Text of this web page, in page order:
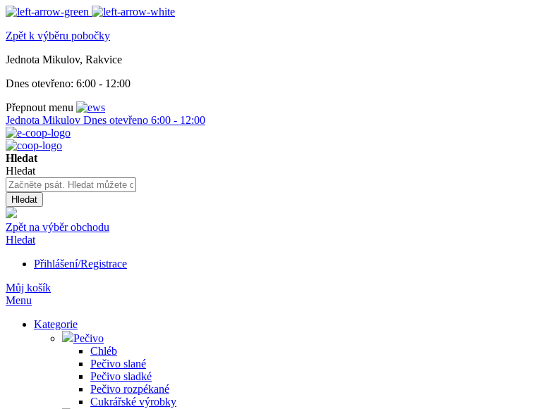
Zpět k výběru pobočky
Jednota Mikulov, Rakvice
Dnes otevřeno: 6:00 - 12:00
Přepnout menu
Jednota Mikulov Dnes otevřeno 6:00 - 12:00
Hledat
Hledat
Hledat
Zpět na výběr obchodu
Hledat
Přihlášení/Registrace
Můj košík
Menu
Kategorie
Pečivo
Chléb
Pečivo slané
Pečivo sladké
Pečivo rozpékané
Cukrářské výrobky